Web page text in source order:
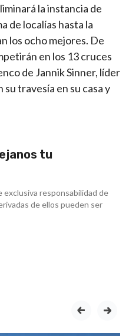
la instancia de
de localías hasta la
los ocho mejores. De
en los 13 cruces
de Jannik Sinner, líder
travesía en su casa y
tu
exclusiva responsabilidad de
de ellos pueden ser
prev next